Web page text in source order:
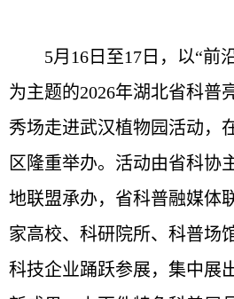
5月16日至17日，以“前
为主题的2026年湖北省科普
秀场走进武汉植物园活动，
区隆重举办。活动由省科协
地联盟承办，省科普融媒体
家高校、科研院所、科普场
科技企业踊跃参展，集中展